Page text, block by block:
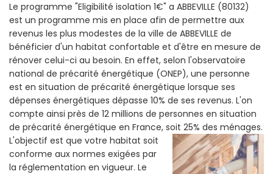
Le programme "Eligibilité isolation 1€" a ABBEVILLE (80132)
est un programme mis en place afin de permettre aux
revenus les plus modestes de la ville de ABBEVILLE de
bénéficier d'un habitat confortable et d'être en mesure de
rénover celui-ci au besoin. En effet, selon l'observatoire
national de précarité énergétique (ONEP), une personne
est en situation de précarité énergétique lorsque ses
dépenses énergétiques dépasse 10% de ses revenus. L'on
compte ainsi près de 12 millions de personnes en situation
de précarité énergétique en France, soit 25% des ménages.
L'objectif est que votre habitat soit
conforme aux normes exigées par
la réglementation en vigueur. Le